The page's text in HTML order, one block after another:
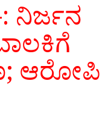
ನಿರ್ಜನ
ಆರೋಪಿ